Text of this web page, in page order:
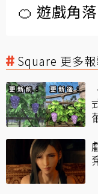
🍊 遊戲角
Square 更多